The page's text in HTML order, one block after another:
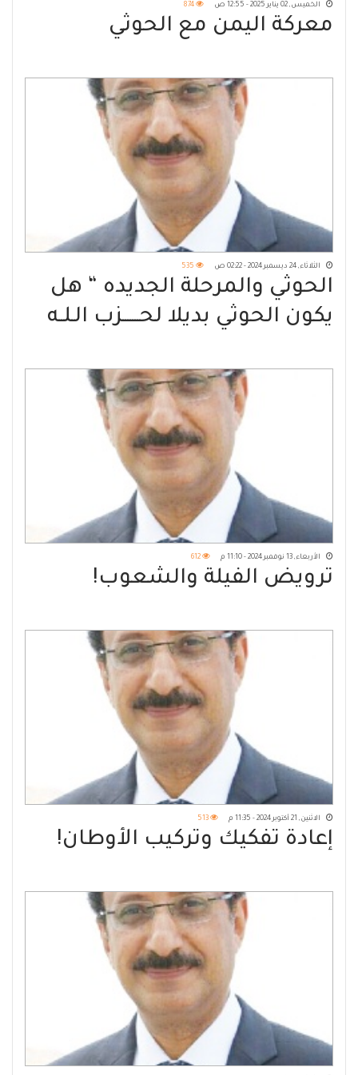
الخميس, 02 يناير 2025 - 12:55 ص 874
معركة اليمن مع الحوثي
الثلاثاء, 24 ديسمبر 2024 - 02:22 ص 535
الحوثي والمرحلة الجديده “ هل
يكون الحوثي بديلا لحـــــــزب الـلــه
الأربعاء, 13 نوفمبر 2024 - 11:10 م 612
ترويض الفيلة والشعوب!
الاثنين, 21 أكتوبر 2024 - 11:35 م 513
إعادة تفكيك وتركيب الأوطان!